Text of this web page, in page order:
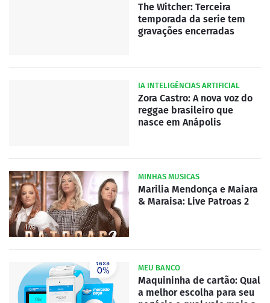
The Witcher: Terceira
temporada da serie tem
gravações encerradas
IA INTELIGÊNCIAS ARTIFICIAL
Zora Castro: A nova voz do
reggae brasileiro que
nasce em Anápolis
MINHAS MUSICAS
Marilia Mendonça e Maiara
& Maraisa: Live Patroas 2
MEU BANCO
Maquininha de cartão: Qual
a melhor escolha para seu